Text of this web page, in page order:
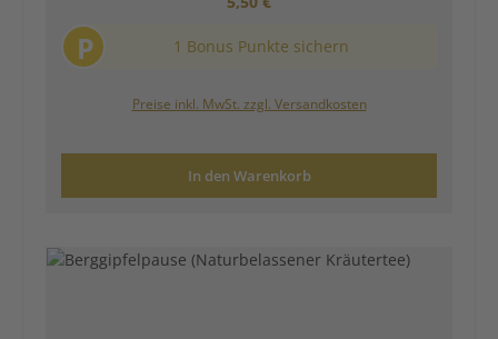
P 1 Bonus Punkte sichern
Preise inkl. MwSt. zzgl. Versandkosten
In den Warenkorb